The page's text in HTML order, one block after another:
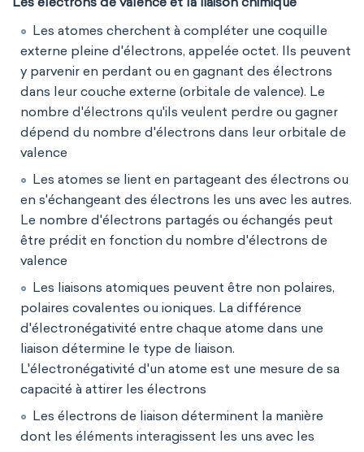
Les atomes cherchent à compléter une coquille
externe pleine d'électrons, appelée octet. Ils peuvent
y parvenir en perdant ou en gagnant des électrons
dans leur couche externe (orbitale de valence). Le
nombre d'électrons qu'ils veulent perdre ou gagner
dépend du nombre d'électrons dans leur orbitale de
valence
Les atomes se lient en partageant des électrons ou
en s'échangeant des électrons les uns avec les autres.
Le nombre d'électrons partagés ou échangés peut
être prédit en fonction du nombre d'électrons de
valence
Les liaisons atomiques peuvent être non polaires,
polaires covalentes ou ioniques. La différence
d'électronégativité entre chaque atome dans une
liaison détermine le type de liaison.
L'électronégativité d'un atome est une mesure de sa
capacité à attirer les électrons
Les électrons de liaison déterminent la manière
dont les éléments interagissent les uns avec les